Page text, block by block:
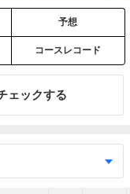
予想
コースレコード
ェックする